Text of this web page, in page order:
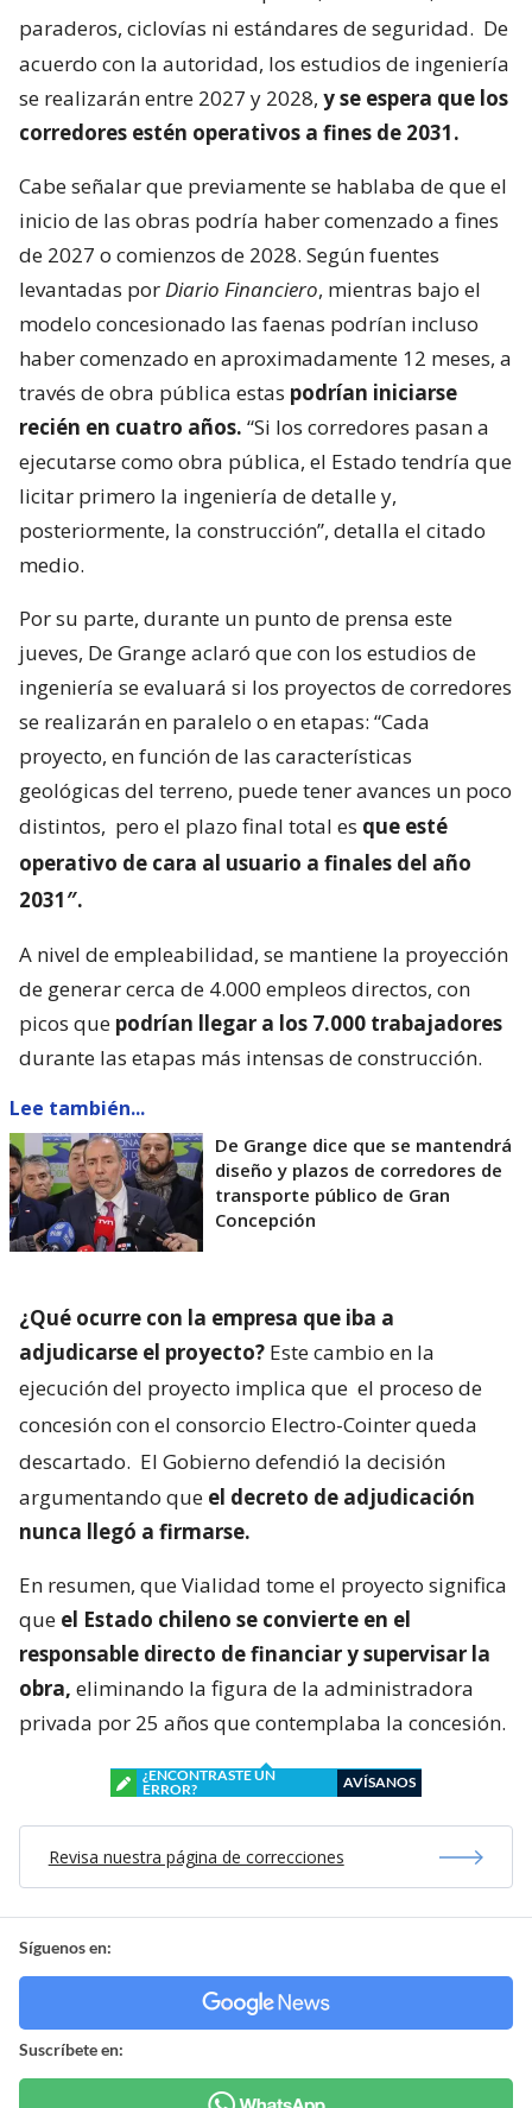
paraderos, ciclovías ni estándares de seguridad. De
acuerdo con la autoridad, los estudios de ingeniería
se realizarán entre 2027 y 2028, y se espera que los
corredores estén operativos a fines de 2031.
Cabe señalar que previamente se hablaba de que el
inicio de las obras podría haber comenzado a fines
de 2027 o comienzos de 2028. Según fuentes
levantadas porDiario Financiero, mientras bajo el
modelo concesionado las faenas podrían incluso
haber comenzado en aproximadamente 12 meses, a
través de obra pública estas podrían iniciarse
recién en cuatro años. “Si los corredores pasan a
ejecutarse como obra pública, el Estado tendría que
licitar primero la ingeniería de detalle y,
posteriormente, la construcción”, detalla el citado
medio.
Por su parte, durante un punto de prensa este
jueves, De Grange aclaró que con los estudios de
ingeniería se evaluará si los proyectos de corredores
se realizarán en paralelo o en etapas: “Cada
proyecto, en función de las características
geológicas del terreno, puede tener avances un poco
distintos, pero el plazo final total es que esté
operativo de cara al usuario a finales del año
2031″.
A nivel de empleabilidad, se mantiene la proyección
de generar cerca de 4.000 empleos directos, con
picos que podrían llegar a los 7.000 trabajadores
durante las etapas más intensas de construcción.
Lee también...
De Grange dice que se mantendrá
diseño y plazos de corredores de
transporte público de Gran
Concepción
¿Qué ocurre con la empresa que iba a
adjudicarse el proyecto? Este cambio en la
ejecución del proyecto implica que el proceso de
concesión con el consorcio Electro-Cointer queda
descartado. El Gobierno defendió la decisión
argumentando que el decreto de adjudicación
nunca llegó a firmarse.
En resumen, que Vialidad tome el proyecto significa
que el Estado chileno se convierte en el
responsable directo de financiar y supervisar la
obra, eliminando la figura de la administradora
privada por 25 años que contemplaba la concesión.
¿ENCONTRASTE UN
ERROR?
AVÍSANOS
Revisa nuestra página de correcciones
Síguenos en:
Suscríbete en: